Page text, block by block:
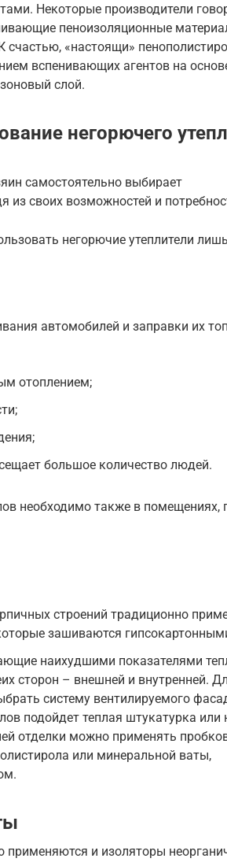
Некоторые производители
пеноизоляционные
счастью, «настоящи»
вспенивающих агентов на
слой.
негорючего
самостоятельно выбирает
из своих возможностей и
негорючие утеплители
автомобилей и заправки их
отоплением;
большое количество людей.
необходимо также в помещениях,
строений традиционно
зашиваются
наихудшими показателями
сторон – внешней и внутренней.
систему вентилируемого
подойдет теплая штукатурка или
отделки можно применять
или минеральной ваты,
и изоляторы